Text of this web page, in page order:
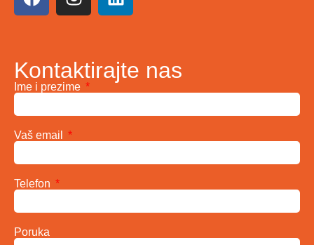
Kontaktirajte nas
Ime i prezime
Vaš email
Telefon
Poruka